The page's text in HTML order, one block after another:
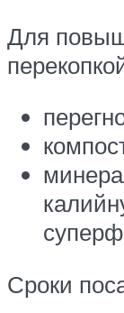
Для
Сроки